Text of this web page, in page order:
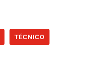
TÉCNICO